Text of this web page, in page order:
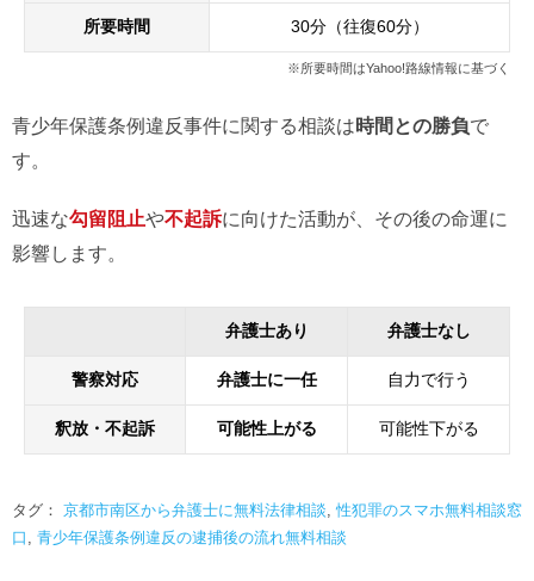
所要時間 30分（往復60分）
※所要時間はYahoo!路線情報に基づく
青少年保護条例違反事件に関する相談は時間との勝負で
す。
迅速な勾留阻止や不起訴に向けた活動が、その後の命運に
影響します。
弁護士あり 弁護士なし
警察対応 弁護士に一任 自力で行う
釈放・不起訴 可能性上がる 可能性下がる
タグ： 京都市南区から弁護士に無料法律相談,性犯罪のスマホ無料相談窓
口 , 青少年保護条例違反の逮捕後の流れ無料相談